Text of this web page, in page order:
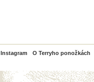
Instagram O Terryho ponožkách